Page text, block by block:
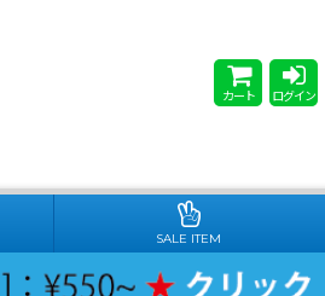
カート ログイン
SALE ITEM